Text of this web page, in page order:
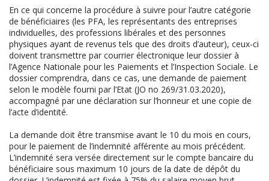
En ce qui concerne la procédure à suivre pour l’autre catégorie
de bénéficiaires (les PFA, les représentants des entreprises
individuelles, des professions libérales et des personnes
physiques ayant de revenus tels que des droits d’auteur), ceux-ci
doivent transmettre par courrier électronique leur dossier à
l’Agence Nationale pour les Paiements et l’Inspection Sociale. Le
dossier comprendra, dans ce cas, une demande de paiement
selon le modèle fourni par l’Etat (JO no 269/31.03.2020),
accompagné par une déclaration sur l’honneur et une copie de
l’acte d’identité.
La demande doit être transmise avant le 10 du mois en cours,
pour le paiement de l’indemnité afférente au mois précédent.
L’indemnité sera versée directement sur le compte bancaire du
bénéficiaire sous maximum 10 jours de la date de dépôt du